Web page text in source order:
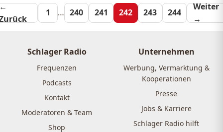
der
1 … 240 241 242 243 244
Weiter
→
Schlager Radio
Frequenzen
Podcasts
Kontakt
Moderatoren & Team
Shop
Unternehmen
Werbung, Vermarktung &
Kooperationen
Presse
Jobs & Karriere
Schlager Radio hilft